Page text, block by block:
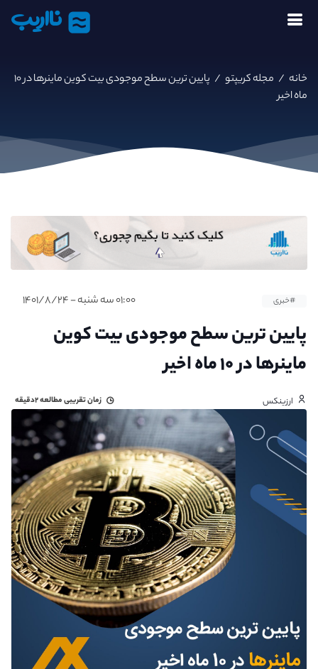
نااریب
خانه / مجله کریپتو /
پایین ترین سطح موجودی بیت کوین ماینرها در ۱۰
ماه اخیر
#خبری ۰۱:۰۰ سه شنبه - ۱۴۰۱/۸/۲۴
پایین ترین سطح موجودی بیت کوین
ماینرها در ۱۰ ماه اخیر
ارزینکس زمان تقریبی مطالعه۲دقیقه